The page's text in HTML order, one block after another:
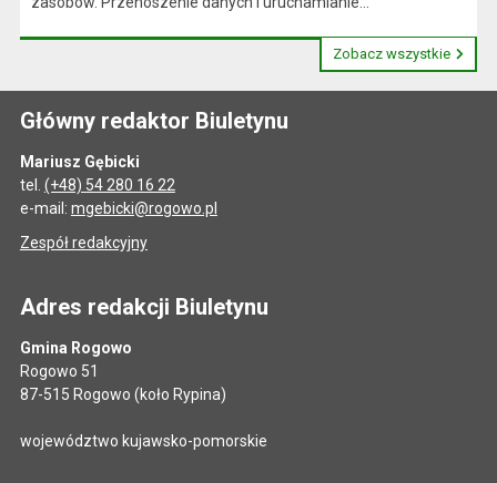
Zobacz wszystkie
Główny redaktor Biuletynu
Mariusz Gębicki
tel. (+48) 54 280 16 22
e-mail: mgebicki@rogowo.pl
Zespół redakcyjny
Adres redakcji Biuletynu
Gmina Rogowo
Rogowo 51
87-515 Rogowo (koło Rypina)
województwo kujawsko-pomorskie